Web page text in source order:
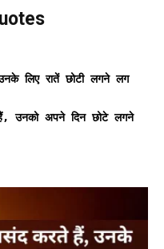
लिए रातें छोटी लगने लग
उनको अपने दिन छोटे लगने